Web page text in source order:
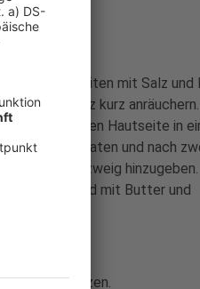
beiden Seiten mit Salz
tiefen Einsatz kurz anräuchern.
der melierten Hautseite in
kross braten und nach
Rosmarinzweig hinzugeben.
braten und mit Butter und
und Salz würzen.